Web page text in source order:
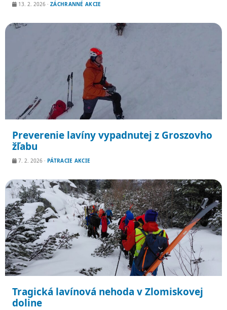
13. 2. 2026 · ZÁCHRANNÉ AKCIE
Preverenie lavíny vypadnutej z Groszovho
žľabu
7. 2. 2026 · PÁTRACIE AKCIE
Tragická lavínová nehoda v Zlomiskovej
doline